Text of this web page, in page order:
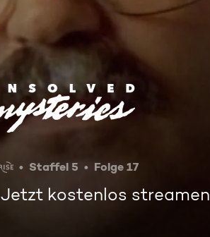
Staffel 5 Folge 17
Jetzt kostenlos streamen